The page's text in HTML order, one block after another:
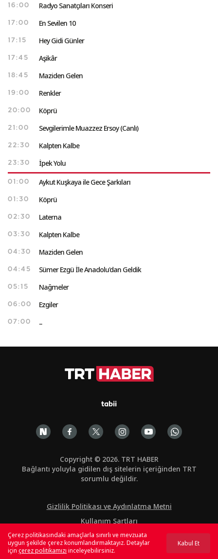
16:00 Radyo Sanatçıları Konseri
17:00 En Sevilen 10
17:15 Hey Gidi Günler
17:45 Aşikâr
18:45 Maziden Gelen
19:00 Renkler
20:00 Köprü
21:00 Sevgilerimle Muazzez Ersoy (Canlı)
22:30 Kalpten Kalbe
23:30 İpek Yolu
01:00 Aykut Kuşkaya ile Gece Şarkıları
01:30 Köprü
02:30 Laterna
03:30 Kalpten Kalbe
04:30 Maziden Gelen
04:45 Sümer Ezgü İle Anadolu'dan Geldik
05:15 Nağmeler
06:00 Ezgiler
07:00 ...
tabii
Copyright © 2026. TRT HABER
Bağlantı yoluyla gidilen dış sitelerin içeriğinden TRT
sorumlu değildir.
Gizlilik Politikası ve Aydınlatma Metni
Kullanım Şartları
Çerez Politikası
Çerez politikasındaki amaçlarla sınırlı ve mevzuata
uygun şekilde çerez konumlandırmaktayız. Detaylar
için çerez politikamızı inceleyebilirsiniz.
Kabul Et